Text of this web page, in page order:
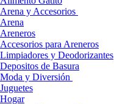
Arena y Accesorios
Arena
Areneros
Accesorios para Areneros
Limpiadores y Deodorizantes
Depositos de Basura
Moda y Diversión
Juguetes
Hogar